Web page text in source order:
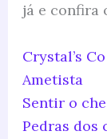
já e confira
Crystal’s Co
Ametista
Sentir o
Pedras dos